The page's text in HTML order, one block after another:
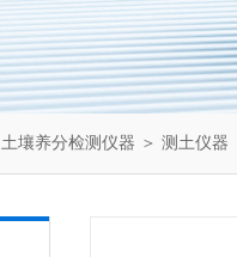
土壤养分检测仪器 ＞ 测土仪器